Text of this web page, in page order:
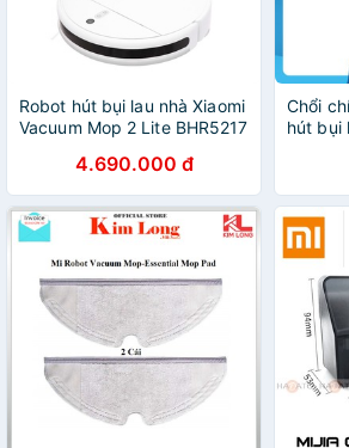
Robot hút bụi lau nhà Xiaomi
Vacuum Mop 2 Lite BHR5217
4.690.000 đ
Chổi
hút bụi